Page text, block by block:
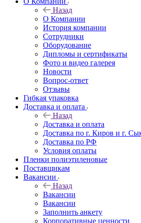
Назад
О Компании
История компании
Сотрудники
Оборудование
Дипломы и сертификаты
Фото и видео галерея
Новости
Вопрос-ответ
Отзывы
Гибкая упаковка
Доставка и оплата
Назад
Доставка и оплата
Доставка по г. Киров и г.
Доставка по РФ
Условия оплаты
Пленки полиэтиленовые
Поставщикам
Вакансии
Назад
Вакансии
Вакансии
Заполнить анкету
Корпоративные ценности